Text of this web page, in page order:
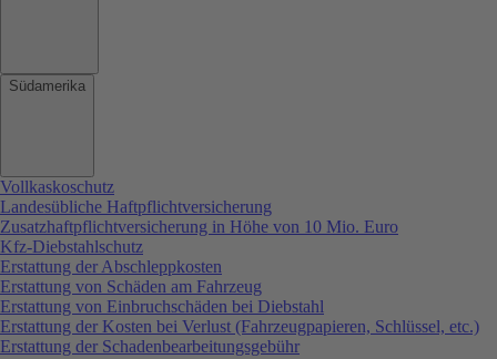
Südamerika
Vollkaskoschutz
Landesübliche Haftpflichtversicherung
Zusatzhaftpflichtversicherung in Höhe von 10 Mio. Euro
Kfz-Diebstahlschutz
Erstattung der Abschleppkosten
Erstattung von Schäden am Fahrzeug
Erstattung von Einbruchschäden bei Diebstahl
Erstattung der Kosten bei Verlust (Fahrzeugpapieren, Schlüssel, etc.)
Erstattung der Schadenbearbeitungsgebühr